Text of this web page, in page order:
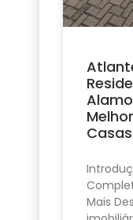
Mais